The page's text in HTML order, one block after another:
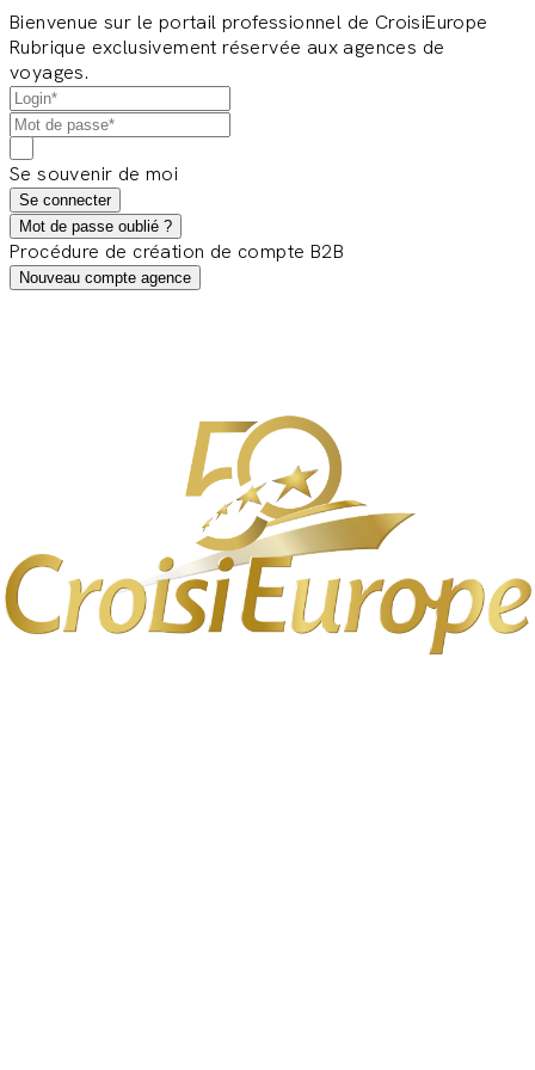
Bienvenue sur le portail professionnel de CroisiEurope
Rubrique exclusivement réservée aux agences de
voyages.
Se souvenir de moi
Se connecter
Mot de passe oublié ?
Procédure de création de compte B2B
Nouveau compte agence